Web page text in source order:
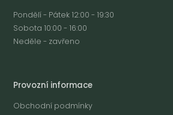
Pondělí - Pátek 12:00 - 19:30
Sobota 10:00 - 16:00
Neděle - zavřeno
Provozní informace
Obchodní podmínky